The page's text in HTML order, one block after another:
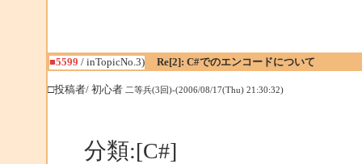
■5599 / inTopicNo.3) Re[2]: C#でのエンコードについて
□投稿者/ 初心者 二等兵(3回)-(2006/08/17(Thu) 21:30:32)
分類:[C#]